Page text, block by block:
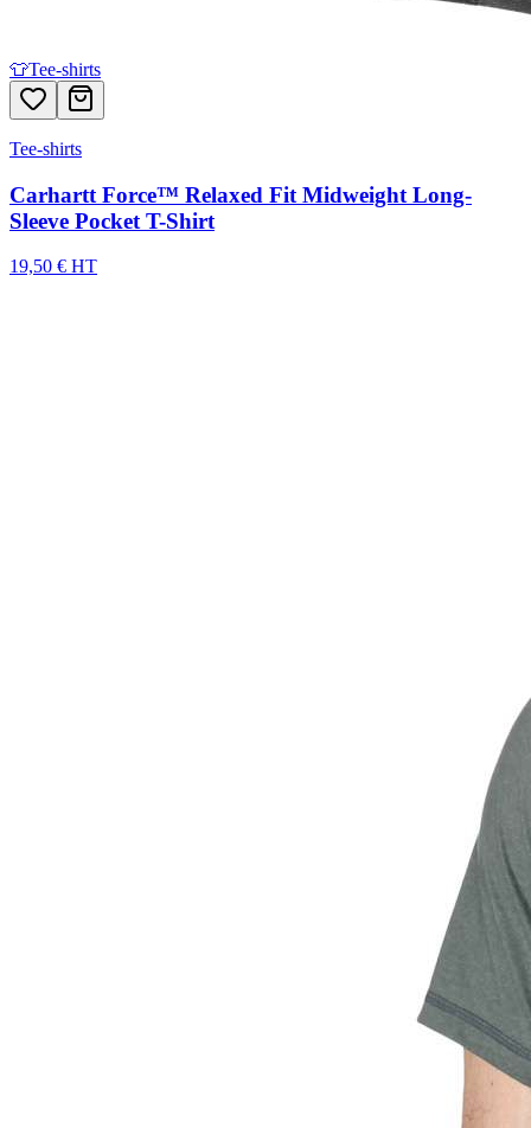
👕Tee-shirts
Tee-shirts
Carhartt Force™ Relaxed Fit Midweight Long-
Sleeve Pocket T-Shirt
19,50 € HT